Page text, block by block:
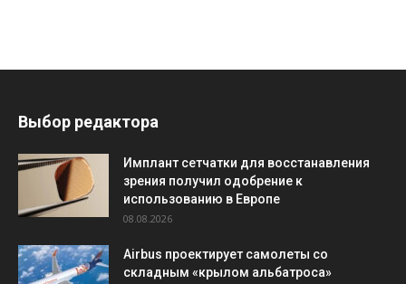
Выбор редактора
Имплант сетчатки для восстанавления
зрения получил одобрение к
использованию в Европе
08.08.2026
Airbus проектирует самолеты со
складным «крылом альбатроса»